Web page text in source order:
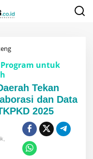
Komitmen
Daerah
Kemiskinan
Melalui
Kolaborasi
dan
Terpadu
Melalui
Rakor
TKPKD
untuk
Tekan
dan Data
2025